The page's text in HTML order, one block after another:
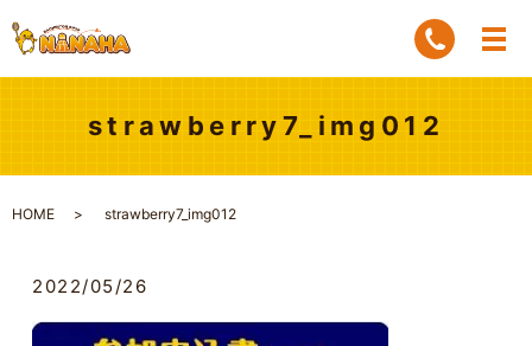
strawberry7_img012
HOME strawberry7_img012
2022/05/26